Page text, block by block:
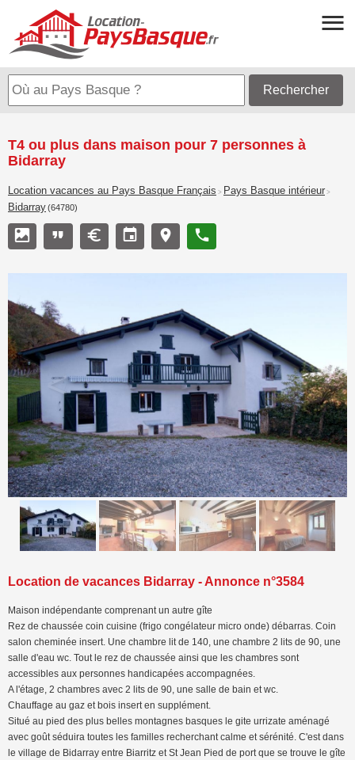
Rechercher
T4 ou plus dans maison pour 7 personnes à
Bidarray
Location vacances au Pays Basque Français > Pays Basque intérieur >
Bidarray(64780)
< >
Location de vacances Bidarray - Annonce n°3584
Maison indépendante comprenant un autre gîte
Rez de chaussée coin cuisine (frigo congélateur micro onde) débarras. Coin
salon cheminée insert. Une chambre lit de 140, une chambre 2 lits de 90, une
salle d'eau wc. Tout le rez de chaussée ainsi que les chambres sont
accessibles aux personnes handicapées accompagnées.
A l'étage, 2 chambres avec 2 lits de 90, une salle de bain et wc.
Chauffage au gaz et bois insert en supplément.
Situé au pied des plus belles montagnes basques le gite urrizate aménagé
avec goût séduira toutes les familles recherchant calme et sérénité. C'est dans
le village de Bidarray entre Biarritz et St Jean Pied de port que se trouve le gîte